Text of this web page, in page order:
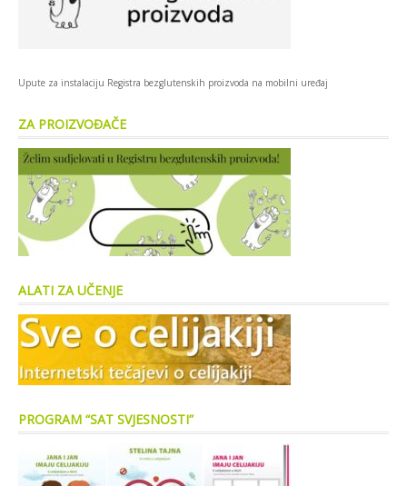
Upute za instalaciju Registra bezglutenskih proizvoda na mobilni uređaj
ZA PROIZVOĐAČE
ALATI ZA UČENJE
PROGRAM “SAT SVJESNOSTI”